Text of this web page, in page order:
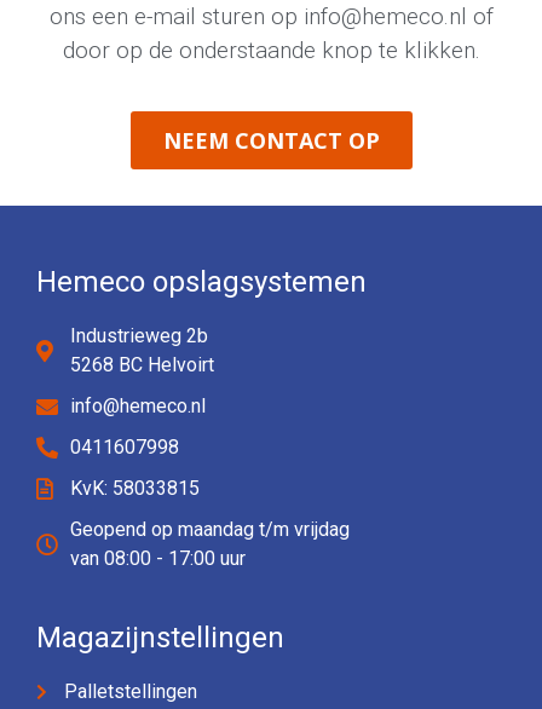
ons een e-mail sturen op info@hemeco.nl of
door op de onderstaande knop te klikken.
NEEM CONTACT OP
Hemeco opslagsystemen
Industrieweg 2b
5268 BC Helvoirt
info@hemeco.nl
0411607998
KvK: 58033815
Geopend op maandag t/m vrijdag
van 08:00 - 17:00 uur
Magazijnstellingen
Palletstellingen